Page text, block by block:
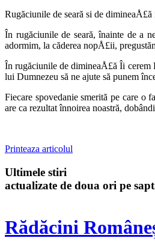
Rugăciunile de seară si de
În rugăciunile de seară, înainte de a
adormim, la căderea nopÅ£ii,
În rugăciunile de dimineaÅ£ă Îi cerem
lui Dumnezeu să ne ajute să punem
Fiecare spovedanie smerită pe care
are ca rezultat înnoirea noastră,
Printeaza articolul
Ultimele stiri
actualizate de doua ori pe
Rădăcini